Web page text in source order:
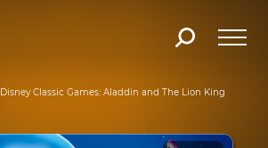
Disney Classic Games: Aladdin and The Lion King